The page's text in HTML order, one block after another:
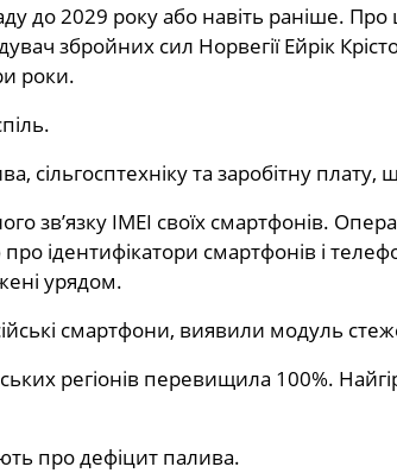
до 2029 року або навіть раніше.
збройних сил Норвегії Ейрік
роки.
сільгосптехніку та заробітну
зв’язку IMEI своїх смартфонів.
ідентифікатори смартфонів і
урядом.
смартфони, виявили модуль
регіонів перевищила 100%.
про дефіцит палива.